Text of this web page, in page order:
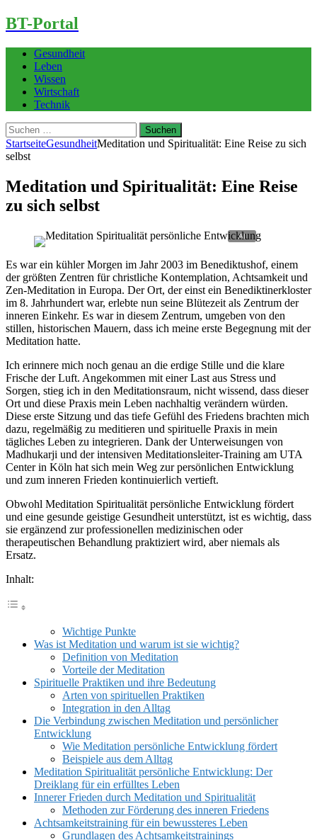
BT-Portal
Gesundheit
Leben
Wissen
Wirtschaft
Technik
Suchen
nach:
StartseiteGesundheitMeditation und Spiritualität: Eine Reise zu sich
selbst
Meditation und Spiritualität: Eine Reise
zu sich selbst
Es war ein kühler Morgen im Jahr 2003 im Benediktushof, einem
der größten Zentren für christliche Kontemplation, Achtsamkeit und
Zen-Meditation in Europa. Der Ort, der einst ein Benediktinerkloster
im 8. Jahrhundert war, erlebte nun seine Blütezeit als Zentrum der
inneren Einkehr. Es war in diesem Zentrum, umgeben von den
stillen, historischen Mauern, dass ich meine erste Begegnung mit der
Meditation hatte.
Ich erinnere mich noch genau an die erdige Stille und die klare
Frische der Luft. Angekommen mit einer Last aus Stress und
Sorgen, stieg ich in den Meditationsraum, nicht wissend, dass dieser
Ort und diese Praxis mein Leben nachhaltig verändern würden.
Diese erste Sitzung und das tiefe Gefühl des Friedens brachten mich
dazu, regelmäßig zu meditieren und spirituelle Praxis in mein
tägliches Leben zu integrieren. Dank der Unterweisungen von
Madhukarji und der intensiven Meditationsleiter-Training am UTA
Center in Köln hat sich mein Weg zur persönlichen Entwicklung
und zum inneren Frieden kontinuierlich vertieft.
Obwohl Meditation Spiritualität persönliche Entwicklung fördert
und eine gesunde geistige Gesundheit unterstützt, ist es wichtig, dass
sie ergänzend zur professionellen medizinischen oder
therapeutischen Behandlung praktiziert wird, aber niemals als
Ersatz.
Inhalt:
Wichtige Punkte
Was ist Meditation und warum ist sie wichtig?
Definition von Meditation
Vorteile der Meditation
Spirituelle Praktiken und ihre Bedeutung
Arten von spirituellen Praktiken
Integration in den Alltag
Die Verbindung zwischen Meditation und persönlicher
Entwicklung
Wie Meditation persönliche Entwicklung fördert
Beispiele aus dem Alltag
Meditation Spiritualität persönliche Entwicklung: Der
Dreiklang für ein erfülltes Leben
Innerer Frieden durch Meditation und Spiritualität
Methoden zur Förderung des inneren Friedens
Achtsamkeitstraining für ein bewussteres Leben
Grundlagen des Achtsamkeitstrainings